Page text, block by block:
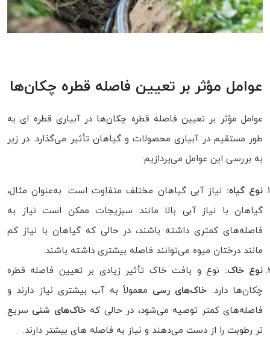
عوامل مؤثر بر تعیین فاصله قطره‌ چکان‌ها
عوامل مؤثر بر تعیین فاصله قطره‌ چکان‌ها در آبیاری قطره‌ ای به‌
طور مستقیم در آبیاری محصولات و گیاهان تأثیر می‌گذارد. در زیر
به بررسی این عوامل می‌پردازیم:
نوع گیاه: نیاز آبی گیاهان مختلف متفاوت است. به‌عنوان مثال،
گیاهان با نیاز آبی بالا مانند سبزیجات ممکن است نیاز به
فاصله‌های کمتری داشته باشند، در حالی که گیاهان با نیاز کم
مانند درختان میوه می‌توانند فاصله بیشتری داشته باشند.
نوع خاک: نوع و بافت خاک تأثیر زیادی بر تعیین فاصله قطره‌
چکان‌ها دارد. خاک‌های رسی معمولاً به آب بیشتری نیاز دارند و
فاصله‌های کمتر توصیه می‌شود، در حالی کهخاک‌های شنی سریع‌
تر رطوبت را از دست می‌دهند و نیاز به فاصله‌ های بیشتر دارند.